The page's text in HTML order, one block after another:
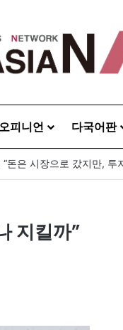
오피니언 다국어판
지킬까”